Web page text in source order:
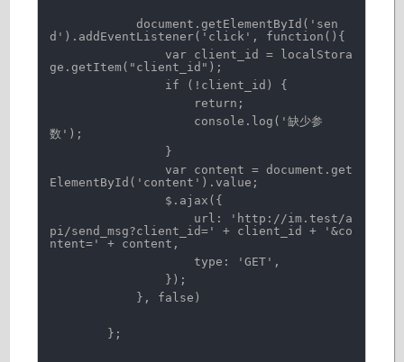
document.getElementById('sen
d').addEventListener('click', function(){
var client_id = localStora
ge.getItem("client_id");
if (!client_id) {
return;
console.log('缺少参
数');
}
var content = document.get
ElementById('content').value;
$.ajax({
url: 'http://im.test/a
pi/send_msg?client_id=' + client_id + '&co
ntent=' + content,
type: 'GET',
});
}, false)
};